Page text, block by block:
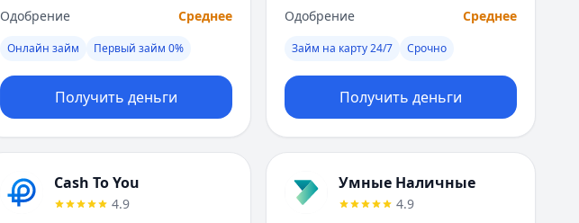
Рязань
С
Самара
Санкт-Петербург
Саратов
Сочи
Сургут
Одобрение
Среднее
Онлайн займ Первый займ 0%
Получить деньги
Одобрение
Среднее
Займ на карту 24/7 Срочно
Получить деньги
Cash To You
4.9
Умные Наличные
4.9